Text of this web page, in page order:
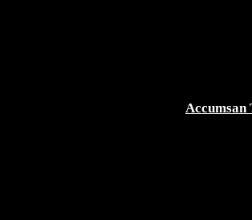
Accumsan